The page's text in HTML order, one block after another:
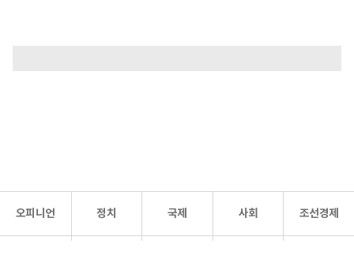
오피니언 정치 국제 사회 조선경제